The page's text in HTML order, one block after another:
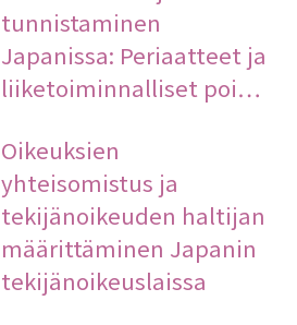
tunnistaminen
Japanissa: Periaatteet ja
liiketoiminnalliset poi…
Oikeuksien
yhteisomistus ja
tekijänoikeuden haltijan
määrittäminen Japanin
tekijänoikeuslaissa